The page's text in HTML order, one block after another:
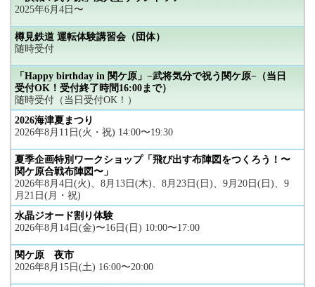
2025年6月4日〜
樽見鉄道 運転体験講習会（団体）
随時受付
「Happy birthday in 関ケ原」−武将気分で祝う関ケ原−（当日
受付OK！受付終了時間16:00まで）
随時受付（当日受付OK！）
2026海津夏まつり
2026年8月11日(火・祝) 14:00〜19:30
夏季企画特別ワークショップ「飛び出す布陣図をつくろう！〜
関ケ原合戦布陣図〜」
2026年8月4日(火)、8月13日(木)、8月23日(日)、9月20日(日)、9
月21日(月・祝)
水晶ジオード割り体験
2026年8月14日(金)〜16日(日) 10:00〜17:00
関ケ原 夜市
2026年8月15日(土) 16:00〜20:00